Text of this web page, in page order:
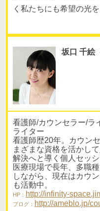
く私たちにも希望の光
坂口 千絵
看護師/カウンセラー/ラ
ライター
看護師歴20年。カウン
まざまな資格を活かし
解決へと導く個人セッ
医療現場で長年、多職
しながら、現在はカウ
も活動中。
HP： http://infinity-
ブログ： http://ameblo.jp/